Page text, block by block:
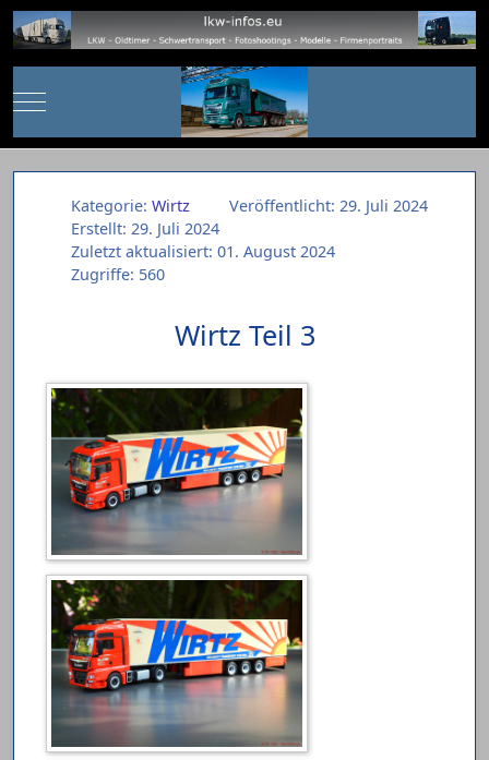
Mobile Menu Toggle
Kategorie: Wirtz
Veröffentlicht: 29. Juli 2024
Erstellt: 29. Juli 2024
Zuletzt aktualisiert: 01. August 2024
Zugriffe: 560
Wirtz Teil 3